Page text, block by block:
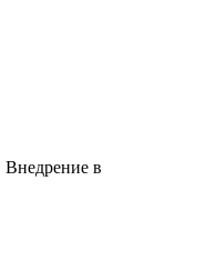
Внедрение в